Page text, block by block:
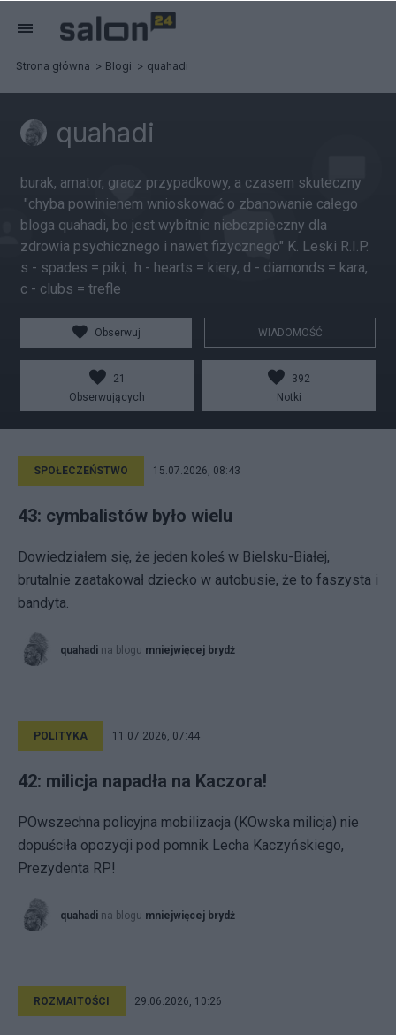
Strona główna Blogi quahadi
quahadi
burak, amator, gracz przypadkowy, a czasem skuteczny
"chyba powinienem wnioskować o zbanowanie całego
bloga quahadi, bo jest wybitnie niebezpieczny dla
zdrowia psychicznego i nawet fizycznego" K. Leski R.I.P.
s - spades = piki, h - hearts = kiery, d - diamonds = kara,
c - clubs = trefle
Obserwuj WIADOMOŚĆ
21
Obserwujących
392
Notki
SPOŁECZEŃSTWO 15.07.2026, 08:43
43: cymbalistów było wielu
Dowiedziałem się, że jeden koleś w Bielsku-Białej,
brutalnie zaatakował dziecko w autobusie, że to faszysta i
bandyta.
quahadi na blogu mniejwięcej brydż
POLITYKA 11.07.2026, 07:44
42: milicja napadła na Kaczora!
POwszechna policyjna mobilizacja (KOwska milicja) nie
dopuściła opozycji pod pomnik Lecha Kaczyńskiego,
Prezydenta RP!
quahadi na blogu mniejwięcej brydż
ROZMAITOŚCI 29.06.2026, 10:26